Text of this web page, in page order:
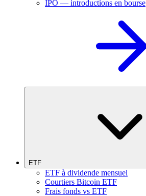
IPO — introductions en bourse
ETF
ETF à dividende mensuel
Courtiers Bitcoin ETF
Frais fonds vs ETF